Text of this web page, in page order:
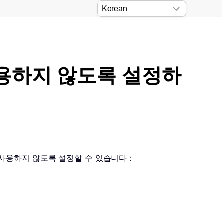
지 않도록 설정하
하지 않도록 설정할 수 있습니다：